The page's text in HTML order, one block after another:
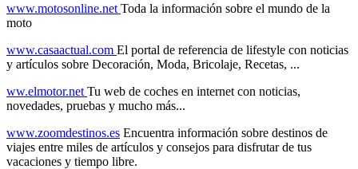
www.motosonline.net Toda la información sobre el mundo de la
moto
www.casaactual.com El portal de referencia de lifestyle con noticias
y artículos sobre Decoración, Moda, Bricolaje, Recetas, ...
ww.elmotor.net Tu web de coches en internet con noticias,
novedades, pruebas y mucho más...
www.zoomdestinos.es Encuentra información sobre destinos de
viajes entre miles de artículos y consejos para disfrutar de tus
vacaciones y tiempo libre.